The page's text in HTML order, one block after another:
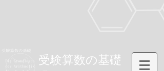
受験算数の基礎